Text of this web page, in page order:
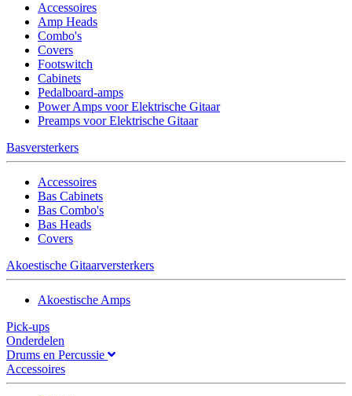
Accessoires
Amp Heads
Combo's
Covers
Footswitch
Cabinets
Pedalboard-amps
Power Amps voor Elektrische Gitaar
Preamps voor Elektrische Gitaar
Basversterkers
Accessoires
Bas Cabinets
Bas Combo's
Bas Heads
Covers
Akoestische Gitaarversterkers
Akoestische Amps
Pick-ups
Onderdelen
Drums en Percussie
Accessoires